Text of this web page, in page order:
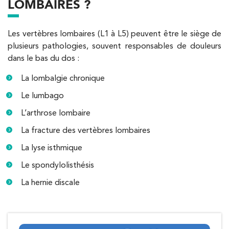
LOMBAIRES ?
Les vertèbres lombaires (L1 à L5) peuvent être le siège de
plusieurs pathologies, souvent responsables de douleurs
dans le bas du dos :
La lombalgie chronique
Le lumbago
L’arthrose lombaire
La fracture des vertèbres lombaires
La lyse isthmique
Le spondylolisthésis
La hernie discale
APPELEZ UN INSTITUT IK
APPELEZ UN INSTITUT IK
01 44 90 90 40
PRENEZ RDV SUR
IK Paris 8 – Saint Lazare
20 Rue de la Pépinière 75008 Paris
20 Rue de la Pépinière 75008 Paris
01 55 06 05 07
PRENEZ RDV SUR
PRENEZ RDV SUR
Kinésithérapie
Kinésithérapie Balnéothérapie